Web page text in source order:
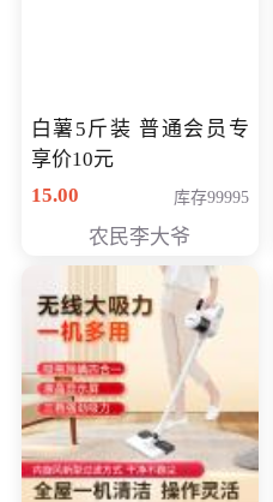
白薯5斤装 普通会员专
享价10元
15.00
库存99995
农民李大爷